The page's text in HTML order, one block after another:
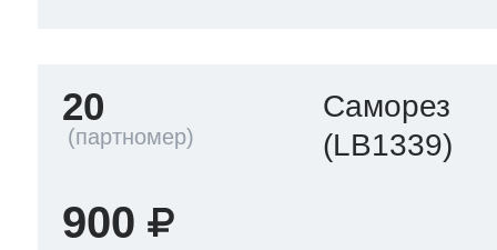
20
Саморез
(LB1339)
900